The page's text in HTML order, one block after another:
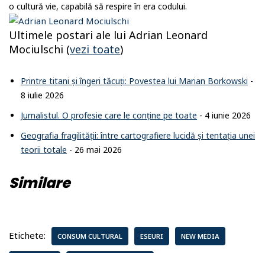
o cultură vie, capabilă să respire în era codului.
Ultimele postari ale lui Adrian Leonard
Mociulschi (vezi toate)
Printre titani și îngeri tăcuți: Povestea lui Marian Borkowski -
8 iulie 2026
Jurnalistul. O profesie care le conține pe toate - 4 iunie 2026
Geografia fragilității: între cartografiere lucidă și tentația unei
teorii totale - 26 mai 2026
Similare
Etichete: CONSUM CULTURAL ESEURI NEW MEDIA